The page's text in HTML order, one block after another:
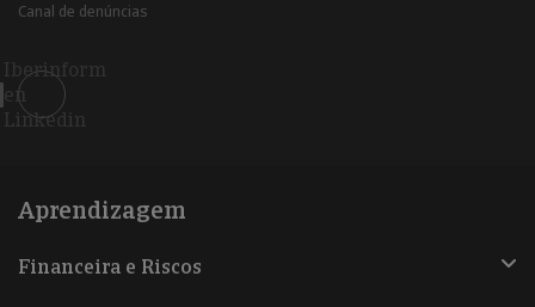
Canal de denúncias
Iberinform
en
Linkedin
Aprendizagem
Financeira e Riscos